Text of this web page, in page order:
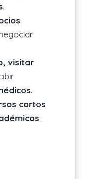
.
visitar
.
cortos
.